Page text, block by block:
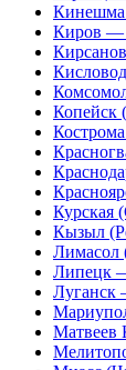
Кинешма
Киров —
Копейск
Курская
Кызыл
Лимасол
Липецк
Луганск
Матвеев